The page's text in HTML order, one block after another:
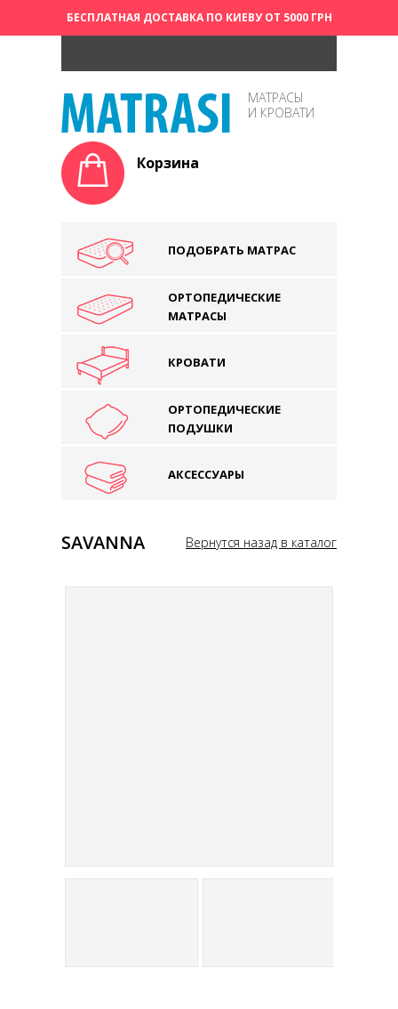
БЕСПЛАТНАЯ ДОСТАВКА ПО КИЕВУ ОТ 5000 ГРН
МАТРАСЫ
И КРОВАТИ
Корзина
ПОДОБРАТЬ МАТРАС
ОРТОПЕДИЧЕСКИЕ
МАТРАСЫ
КРОВАТИ
ОРТОПЕДИЧЕСКИЕ
ПОДУШКИ
АКСЕССУАРЫ
SAVANNA Вернутся назад в каталог